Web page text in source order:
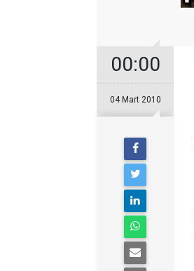
00:00
04 Mart 2010